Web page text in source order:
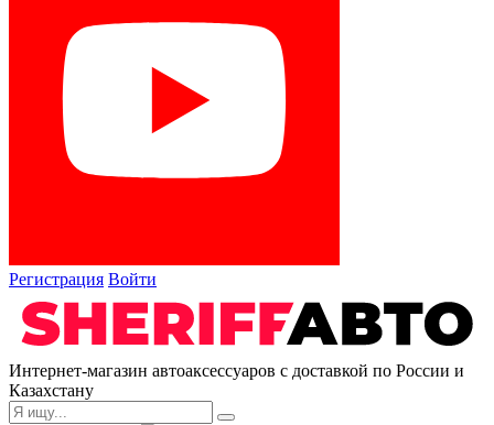
Регистрация Войти
Интернет-магазин автоаксессуаров с доставкой по России и
Казахстану